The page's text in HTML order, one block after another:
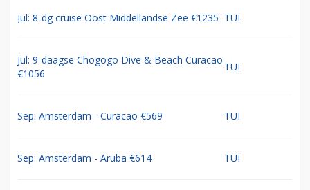
Jul: 8-dg cruise Oost Middellandse Zee €1235 TUI
Jul: 9-daagse Chogogo Dive & Beach Curacao
€1056
TUI
Sep: Amsterdam - Curacao €569 TUI
Sep: Amsterdam - Aruba €614 TUI